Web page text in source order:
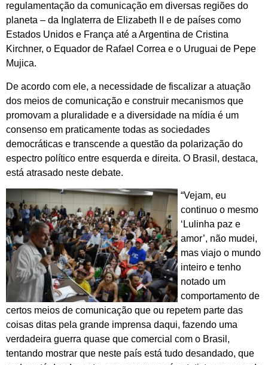
regulamentação da comunicação em diversas regiões do
planeta – da Inglaterra de Elizabeth II e de países como
Estados Unidos e França até a Argentina de Cristina
Kirchner, o Equador de Rafael Correa e o Uruguai de Pepe
Mujica.
De acordo com ele, a necessidade de fiscalizar a atuação
dos meios de comunicação e construir mecanismos que
promovam a pluralidade e a diversidade na mídia é um
consenso em praticamente todas as sociedades
democráticas e transcende a questão da polarização do
espectro político entre esquerda e direita. O Brasil, destaca,
está atrasado neste debate.
“Vejam, eu
continuo o mesmo
‘Lulinha paz e
amor’, não mudei,
mas viajo o mundo
inteiro e tenho
notado um
comportamento de
certos meios de comunicação que ou repetem parte das
coisas ditas pela grande imprensa daqui, fazendo uma
verdadeira guerra quase que comercial com o Brasil,
tentando mostrar que neste país está tudo desandado, que